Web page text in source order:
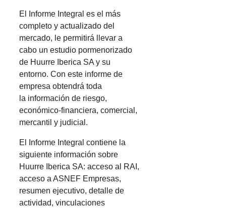
El Informe Integral es el más
completo y actualizado del
mercado, le permitirá llevar a
cabo un estudio pormenorizado
de Huurre Iberica SA y su
entorno. Con este informe de
empresa obtendrá toda
la información de riesgo,
económico-financiera, comercial,
mercantil y judicial.
El Informe Integral contiene la
siguiente información sobre
Huurre Iberica SA: acceso al RAI,
acceso a ASNEF Empresas,
resumen ejecutivo, detalle de
actividad, vinculaciones